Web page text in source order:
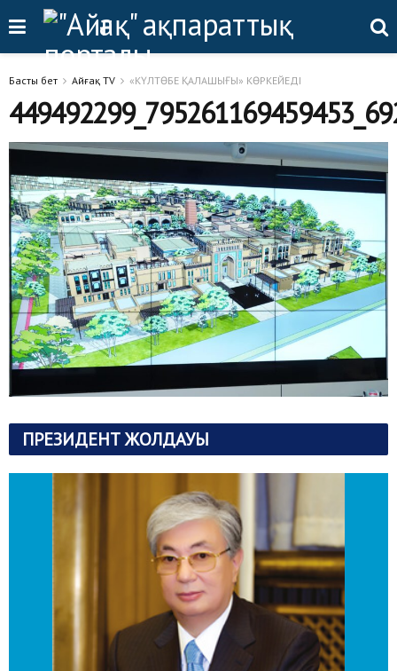
Басты бет Айғақ TV «КҮЛТӨБЕ ҚАЛАШЫҒЫ» КӨРКЕЙЕДІ
ПРЕЗИДЕНТ ЖОЛДАУЫ